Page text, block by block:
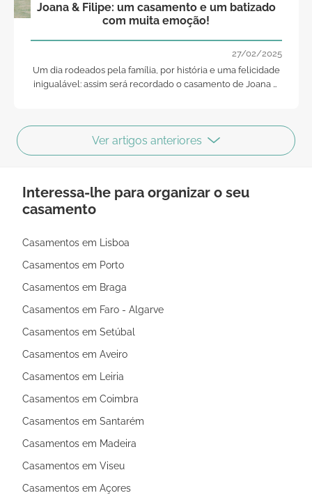
Joana & Filipe: um casamento e um batizado
com muita emoção!
27/02/2025
Um dia rodeados pela família, por história e uma felicidade
inigualável: assim será recordado o casamento de Joana e
Ver artigos anteriores
Interessa-lhe para organizar o seu
casamento
Casamentos em Lisboa
Casamentos em Porto
Casamentos em Braga
Casamentos em Faro - Algarve
Casamentos em Setúbal
Casamentos em Aveiro
Casamentos em Leiria
Casamentos em Coimbra
Casamentos em Santarém
Casamentos em Madeira
Casamentos em Viseu
Casamentos em Açores